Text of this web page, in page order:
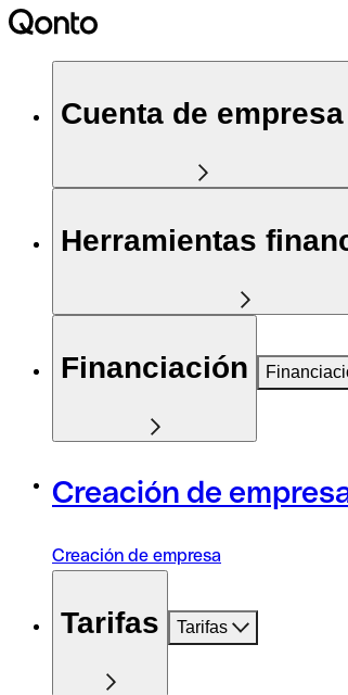
Cuenta de empresa
Herramientas
Financiación
Creación de
Creación de empresa
Tarifas Tarifas